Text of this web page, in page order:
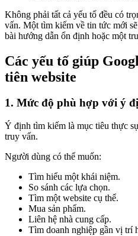
Không phải tất cả yếu tố đều có
vấn. Một tìm kiếm về tin tức mới
bài hướng dẫn ổn định hoặc một
Các yếu tố giúp
tiên website
1. Mức độ phù hợp với ý
Ý định tìm kiếm là mục tiêu thực
truy vấn.
Người dùng có thể muốn:
Tìm hiểu một khái niệm.
So sánh các lựa chọn.
Tìm một website cụ thể.
Mua sản phẩm.
Liên hệ nhà cung cấp.
Tìm doanh nghiệp gần vị trí